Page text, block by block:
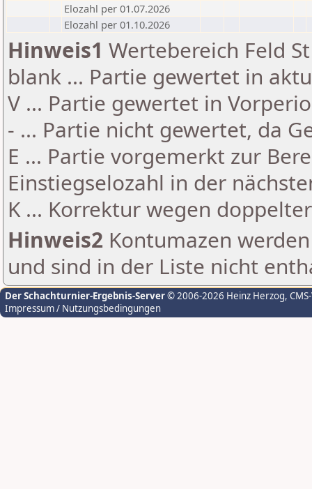
Elozahl per 01.07.2026
Elozahl per 01.10.2026
Hinweis1 Wertebereich Feld
blank ... Partie gewertet in
V ... Partie gewertet in
- ... Partie nicht gewertet, da
E ... Partie vorgemerkt zur
Einstiegselozahl in der
K ... Korrektur wegen
Hinweis2 Kontumazen
und sind in der Liste nicht
Der Schachturnier-Ergebnis-Server© 2006-2026 Heinz Herzog,
Impressum / Nutzungsbedingungen